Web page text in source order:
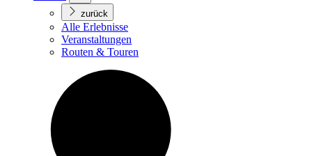
zurück
Alle Erlebnisse
Veranstaltungen
Routen & Touren